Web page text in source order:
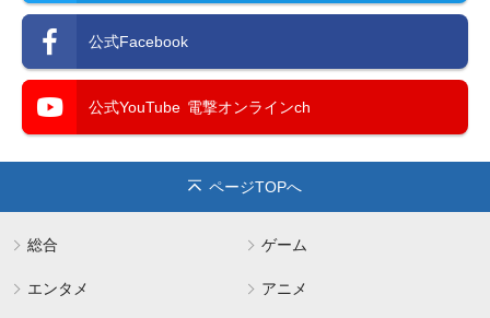
公式Facebook
公式YouTube 電撃オンラインch
ページTOPへ
総合 ゲーム
エンタメ アニメ